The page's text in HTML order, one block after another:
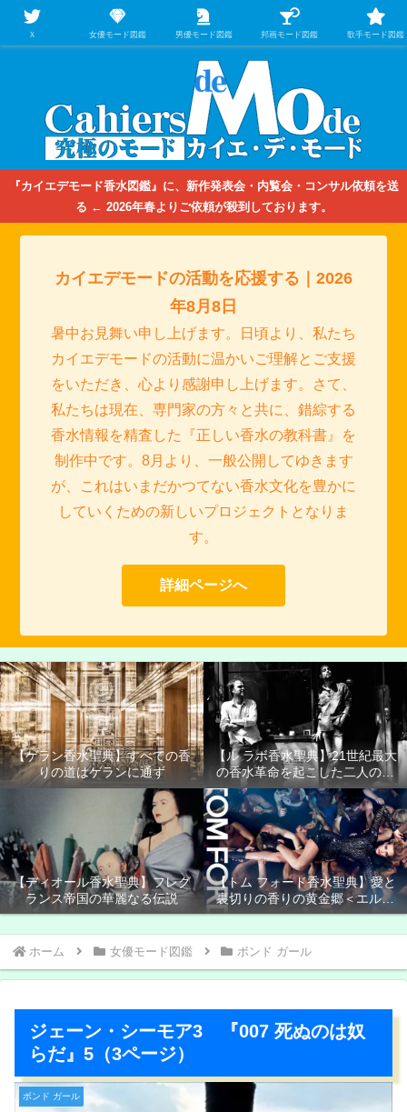
【映画/音楽の中のファッション＆香水】を徹底的に分析するファッション＆ア
パレル業界人のための学習サイト
『カイエデモード香水図鑑』に、新作発表会・内覧会・コンサル依頼を送
る ← 2026年春よりご依頼が殺到しております。
カイエデモードの活動を応援する｜2026
年8月8日
暑中お見舞い申し上げます。日頃より、私たち
カイエデモードの活動に温かいご理解とご支援
をいただき、心より感謝申し上げます。さて、
私たちは現在、専門家の方々と共に、錯綜する
香水情報を精査した『正しい香水の教科書』を
制作中です。8月より、一般公開してゆきます
が、これはいまだかつてない香水文化を豊かに
していくための新しいプロジェクトとなりま
す。
詳細ページへ
【ゲラン香水聖典】すべての香
りの道はゲランに通ず
【ル ラボ香水聖典】21世紀最大
の香水革命を起こした二人の男
たち
【ディオール香水聖典】フレグ
ランス帝国の華麗なる伝説
【トム フォード香水聖典】愛と
裏切りの香りの黄金郷＜エルド
ラド＞
ホーム 女優モード図鑑 ボンド ガール
ジェーン・シーモア3 『007 死ぬのは奴
らだ』5（3ページ）
ボンド ガール
Ｘ 女優モード図鑑 男優モード図鑑 邦画モード図鑑 歌手モード図鑑